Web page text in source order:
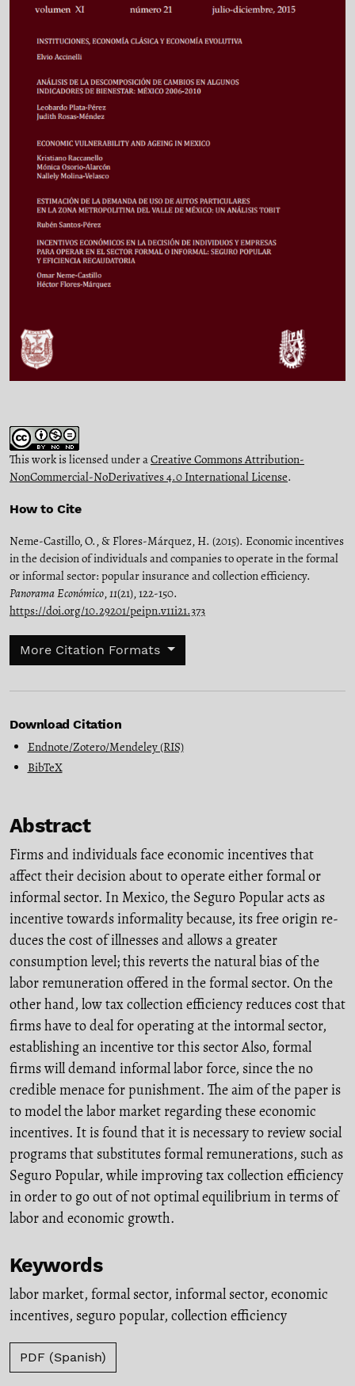
This work is licensed under aCreative Commons Attribution-
NonCommercial-NoDerivatives 4.0 International License.
How to Cite
Neme-Castillo, O., & Flores-Márquez, H. (2015). Economic incentives
in the decision of individuals and companies to operate in the formal
or informal sector: popular insurance and collection efficiency.
Panorama Económico,11(21), 122-150.
https://doi.org/10.29201/peipn.v11i21.373
More Citation Formats
Download Citation
Endnote/Zotero/Mendeley (RIS)
BibTeX
Abstract
Firms and individuals face economic incentives that
affect their decision about to operate either formal or
informal sector. In Mexico, the Seguro Popular acts as
incentive towards informality because, its free origin re-
duces the cost of illnesses and allows a greater
consumption level; this reverts the natural bias of the
labor remuneration offered in the formal sector. On the
other hand, low tax collection efficiency reduces cost that
firms have to deal for operating at the intormal sector,
establishing an incentive tor this sector Also, formal
firms will demand informal labor force, since the no
credible menace for punishment. The aim of the paper is
to model the labor market regarding these economic
incentives. It is found that it is necessary to review social
programs that substitutes formal remunerations, such as
Seguro Popular, while improving tax collection efficiency
in order to go out of not optimal equilibrium in terms of
labor and economic growth.
Keywords
labor market, formal sector, informal sector, economic
incentives, seguro popular, collection efficiency
PDF (Spanish)